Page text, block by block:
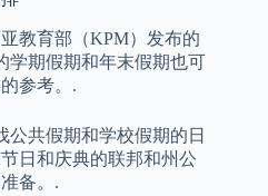
教育部（KPM）发布的
学期假期和年末假期也可
参考。.
公共假期和学校假期的日
日和庆典的联邦和州公
备。.